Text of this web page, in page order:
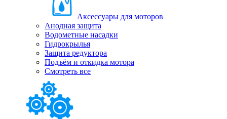
Аксессуары для моторов
Анодная защита
Водометные насадки
Гидрокрылья
Защита редуктора
Подъём и откидка мотора
Смотреть все